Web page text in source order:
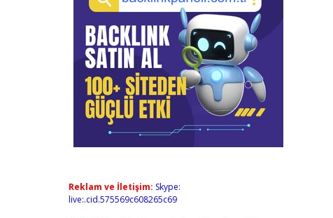
Reklam ve İletişim: Skype:
live:.cid.575569c608265c69